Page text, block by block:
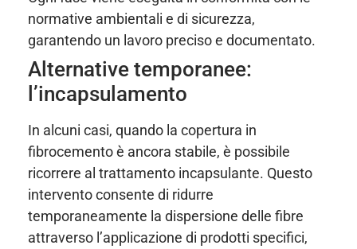
normative ambientali e di sicurezza,
garantendo un lavoro preciso e documentato.
Alternative temporanee:
l’incapsulamento
In alcuni casi, quando la copertura in
fibrocemento è ancora stabile, è possibile
ricorrere al trattamento incapsulante. Questo
intervento consente di ridurre
temporaneamente la dispersione delle fibre
attraverso l’applicazione di prodotti specifici,